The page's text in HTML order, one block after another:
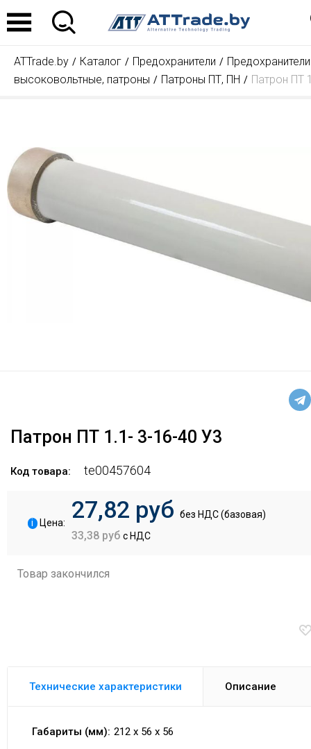
ATTrade.by Каталог Предохранители
Предохранители
высоковольтные, патроны
Патроны ПТ, ПН Патрон ПТ
Патрон ПТ 1.1- 3-16-40 У3
Код товара: te00457604
i Цена: 27,82 руб без НДС (базовая)
33,38 руб с НДС
Товар закончился
Технические характеристики Описание
Габариты (мм): 212 x 56 x 56